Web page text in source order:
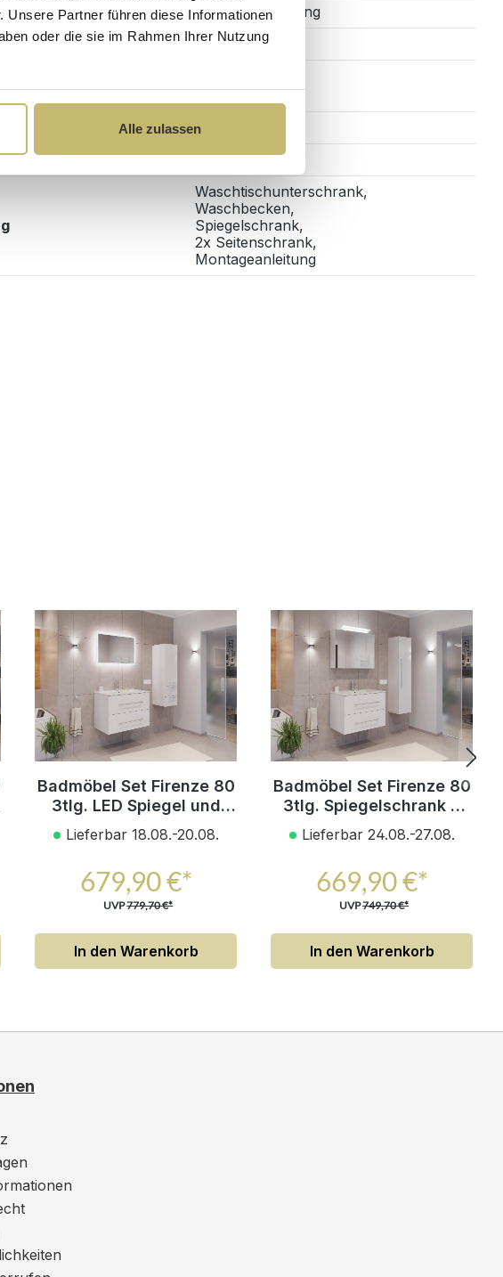
Partner führen diese Informationen
oder die sie im Rahmen Ihrer Nutzung
Alle zulassen
PET-Beschichtung
Grifflos
Lieferung
Montage
Ja
Wandhängend
Waschtischunterschrank,
Waschbecken,
Spiegelschrank,
2x Seitenschrank,
Montageanleitung
Badmöbel Set Firenze 80
3tlg. LED Spiegel und
Seitenschrank weiß
hochglanz
Lieferbar 18.08.-20.08.
679,90 €*
UVP779,70 €*
In den Warenkorb
Badmöbel Set Firenze 80
3tlg. Spiegelschrank &
Hochschrank weiß
hochglanz
Lieferbar 24.08.-27.08.
669,90 €*
UVP749,70 €*
In den Warenkorb